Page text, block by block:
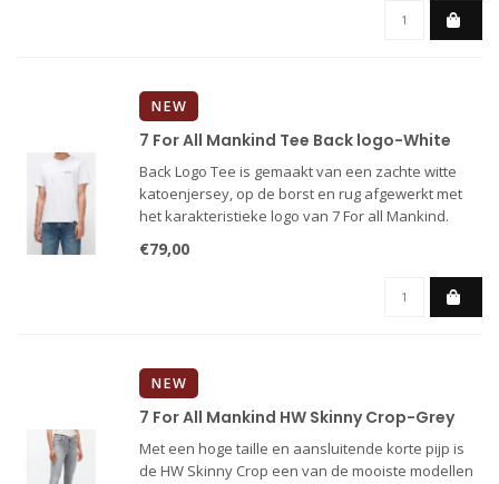
NEW
7 For All Mankind Tee Back logo-White
Back Logo Tee is gemaakt van een zachte witte
katoenjersey, op de borst en rug afgewerkt met
het karakteristieke logo van 7 For all Mankind.
€79,00
NEW
7 For All Mankind HW Skinny Crop-Grey
Met een hoge taille en aansluitende korte pijp is
de HW Skinny Crop een van de mooiste modellen